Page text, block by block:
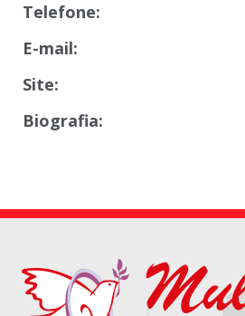
Telefone:
E-mail:
Site:
Biografia: